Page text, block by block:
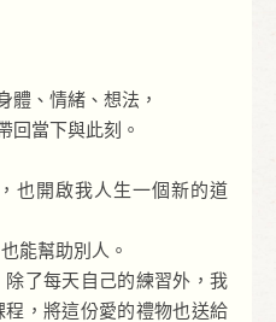
體、情緒、想法，
回當下與此刻。
也開啟我人生一個新的道
能幫助別人。
了每天自己的練習外，我
，將這份愛的禮物也送給